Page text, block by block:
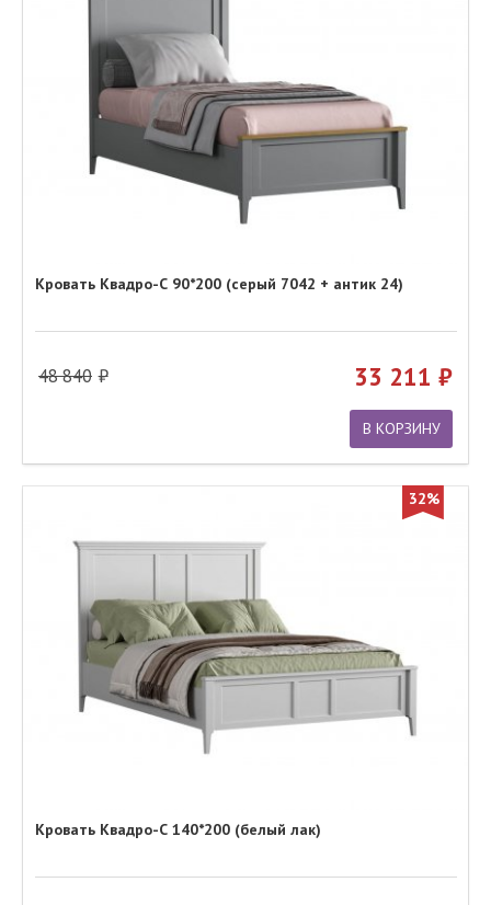
Кровать Квадро-С 90*200 (серый 7042 + антик 24)
48 840 33 211
В КОРЗИНУ
32%
Кровать Квадро-С 140*200 (белый лак)